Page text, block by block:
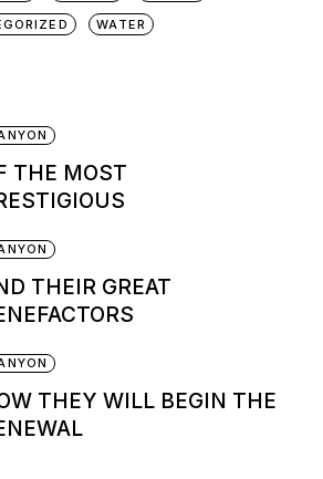
WATER
THE MOST
THEIR GREAT
THEY WILL BEGIN THE